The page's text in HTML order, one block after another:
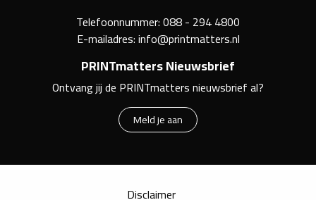
Telefoonnummer:088 - 294 4800
E-mailadres:info@printmatters.nl
PRINTmatters Nieuwsbrief
Ontvang jij de PRINTmatters nieuwsbrief al?
Meld je aan
Disclaimer